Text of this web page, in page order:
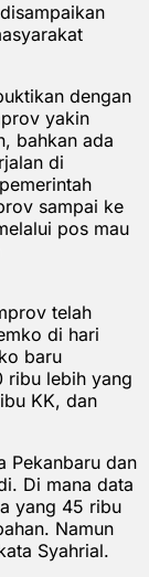
dengan
yakin
bahkan ada
di
sampai ke
pos mau
telah
di hari
baru
ribu lebih yang
KK, dan
Pekanbaru dan
Di mana data
yang 45 ribu
Namun
Syahrial.